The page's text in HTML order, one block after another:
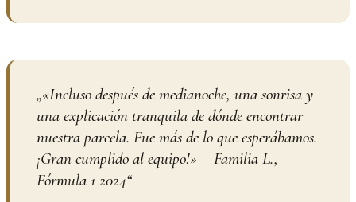
„«Incluso después de medianoche, una sonrisa y
una explicación tranquila de dónde encontrar
nuestra parcela. Fue más de lo que esperábamos.
¡Gran cumplido al equipo!» – Familia L.,
Fórmula 1 2024“